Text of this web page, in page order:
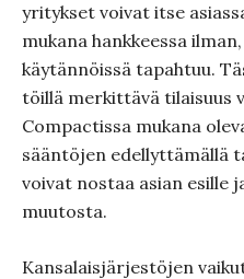
yritykset voivat itse
mukana hankkeessa
käytännöissä tapahtuu.
töillä merkittävä tilaisuus
Compactissa mukana
sääntöjen edellyttämällä
voivat nostaa asian esille
muutosta.
Kansalaisjärjestöjen